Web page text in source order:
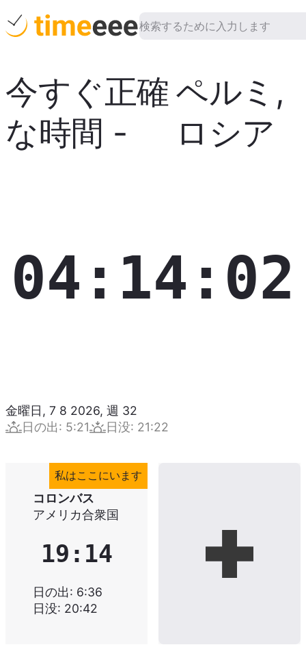
今すぐ正確
な時間 -
ペルミ ,
ロシア
04:14:03
金曜日, 7 8 2026, 週 32
日の出: 5:21 日没: 21:22
私はここにいます
コロンバス
アメリカ合衆国
19:14
日の出: 6:36
日没: 20:42